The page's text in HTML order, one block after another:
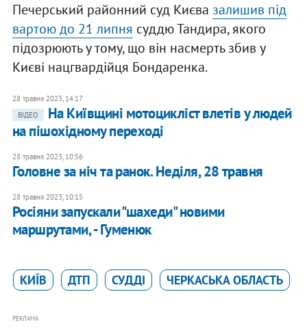
Печерський районний суд Києва залишив під
вартою до 21 липня суддю Тандира, якого
підозрюють у тому, що він насмерть збив у
Києві нацгвардійця Бондаренка.
28 травня 2023, 14:17
ВІДЕО
На Київщині мотоцикліст влетів у людей
на пішохідному переході
28 травня 2023, 10:56
Головне за ніч та ранок. Неділя, 28 травня
28 травня 2023, 10:15
Росіяни запускали "шахеди" новими
маршрутами, - Гуменюк
КИЇВ ДТП СУДДІ ЧЕРКАСЬКА ОБЛАСТЬ
РЕКЛАМА